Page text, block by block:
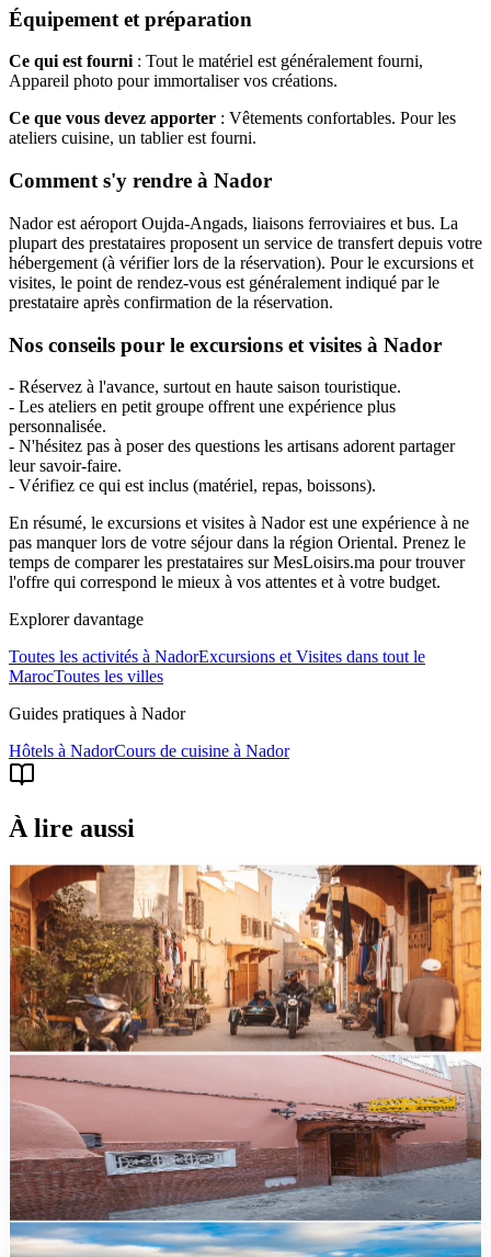
Équipement et préparation
Ce qui est fourni: Tout le matériel est généralement fourni,
Appareil photo pour immortaliser vos créations.
Ce que vous devez apporter : Vêtements confortables. Pour les
ateliers cuisine, un tablier est fourni.
Comment s'y rendre à Nador
Nador est aéroport Oujda-Angads, liaisons ferroviaires et bus. La
plupart des prestataires proposent un service de transfert depuis votre
hébergement (à vérifier lors de la réservation). Pour le excursions et
visites, le point de rendez-vous est généralement indiqué par le
prestataire après confirmation de la réservation.
Nos conseils pour le excursions et visites à Nador
- Réservez à l'avance, surtout en haute saison touristique.
- Les ateliers en petit groupe offrent une expérience plus
personnalisée.
- N'hésitez pas à poser des questions les artisans adorent partager
leur savoir-faire.
- Vérifiez ce qui est inclus (matériel, repas, boissons).
En résumé, le excursions et visites à Nador est une expérience à ne
pas manquer lors de votre séjour dans la région Oriental. Prenez le
temps de comparer les prestataires sur MesLoisirs.ma pour trouver
l'offre qui correspond le mieux à vos attentes et à votre budget.
Explorer davantage
Toutes les activités à NadorExcursions et Visites dans tout le
MarocToutes les villes
Guides pratiques à Nador
Hôtels à NadorCours de cuisine à Nador
À lire aussi
Guides
Marrakech : l'excursion en sidecar vintage, une
signature inédite
Decouvrir Marrakech en sidecar vintage : medina, lieux secrets,
street art, itineraires sur mesure pour familles et slow travelers.
Duree, tarifs et conseils pratiques.
Excursion Atlas ou désert depuis Marrakech : que
choisir ?
Excursion Atlas ou désert depuis Marrakech : comparatif durée,
prix, paysages, niveau d'effort. Notre verdict pour choisir.
guide